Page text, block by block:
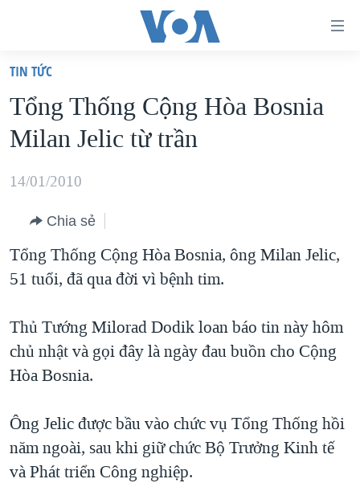
truy
cập
Tới
dung
chính
điều
hướng
Đi
tới
"Tìm"
VIỆT NAM
HOA KỲ
BIỂN ĐÔNG
BLOG
DIỄN ĐÀN
MỤC
TỰ DO BÁO CHÍ
VẠCH TRẦN TIN GIẢ
NGƯỜI VIỆT HẢI NGOẠI
KINH TẾ
KHOA HỌC
CHUYÊN ĐỀ
CHIẾN TRANH THƯƠNG MẠI CỦA MỸ: QUÁ KHỨ VÀ HIỆN
MỘT NĂM CHIẾN TRANH TẠI DẢI GAZA
GIẢI MÃ VÀNH ĐAI & CON ĐƯỜNG
NGÀY TỊ NẠN THẾ GIỚI
HỌC TIẾNG ANH
VIDEO
MẠNG XÃ HỘI
TIN TỨC
Tổng Thống Cộng Hòa Bosnia
Milan Jelic từ trần
14/01/2010
Chia sẻ
Tổng Thống Cộng Hòa Bosnia, ông Milan Jelic,
51 tuổi, đã qua đời vì bệnh tim.
Thủ Tướng Milorad Dodik loan báo tin này hôm
chủ nhật và gọi đây là ngày đau buồn cho Cộng
Hòa Bosnia.
Ông Jelic được bầu vào chức vụ Tổng Thống hồi
năm ngoài, sau khi giữ chức Bộ Trưởng Kinh tế
và Phát triển Công nghiệp.